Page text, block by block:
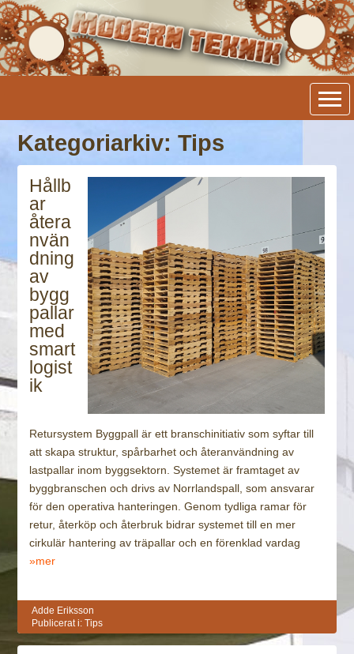
Kategoriarkiv: Tips
Hållb
ar
återa
nvän
dning
av
bygg
pallar
med
smart
logist
ik
Retursystem Byggpall är ett branschinitiativ som syftar till
att skapa struktur, spårbarhet och återanvändning av
lastpallar inom byggsektorn. Systemet är framtaget av
byggbranschen och drivs av Norrlandspall, som ansvarar
för den operativa hanteringen. Genom tydliga ramar för
retur, återköp och återbruk bidrar systemet till en mer
cirkulär hantering av träpallar och en förenklad vardag
»mer
Adde Eriksson
Publicerat i:Tips